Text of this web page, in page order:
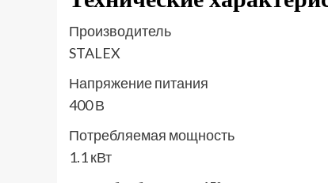
Производитель
STALEX
Напряжение питания
400 В
Потребляемая мощность
1.1 кВт